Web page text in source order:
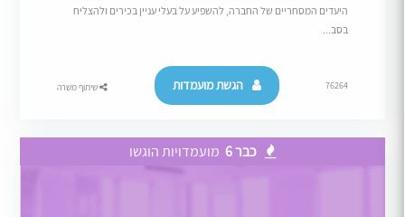
היעדים המסחריים של החברה, להשפיע על בעלי עניין בכירים ולהצליח
בסב...
76264 הגשת מועמדות שיתוף משרה
כבר 6 מועמדויות הוגשו